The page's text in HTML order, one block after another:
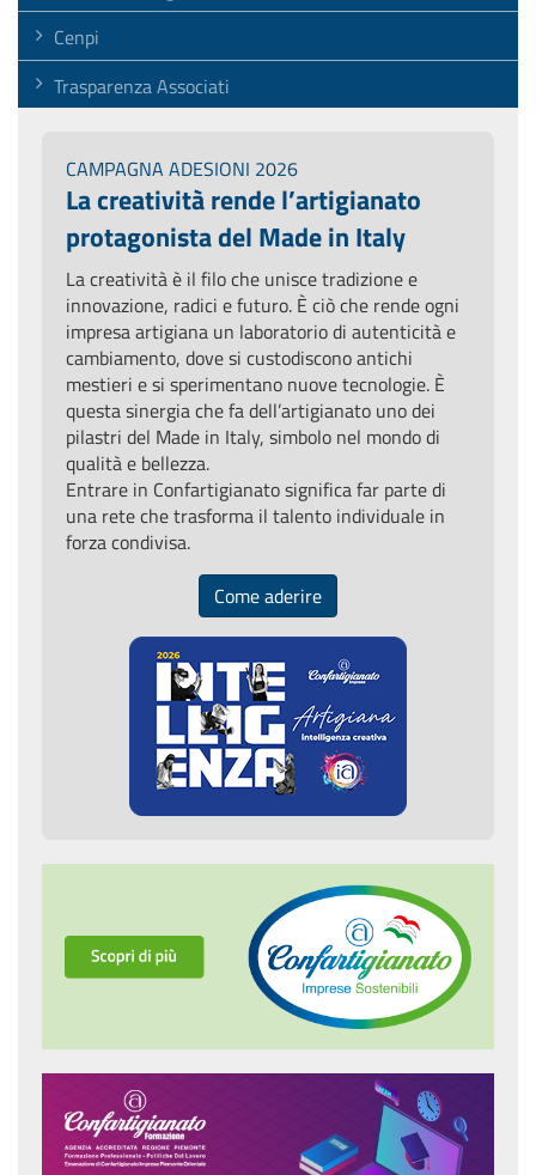
Cenpi
Trasparenza Associati
CAMPAGNA ADESIONI 2026
La creatività rende l’artigianato
protagonista del Made in Italy
La creatività è il filo che unisce tradizione e
innovazione, radici e futuro. È ciò che rende ogni
impresa artigiana un laboratorio di autenticità e
cambiamento, dove si custodiscono antichi
mestieri e si sperimentano nuove tecnologie. È
questa sinergia che fa dell’artigianato uno dei
pilastri del Made in Italy, simbolo nel mondo di
qualità e bellezza.
Entrare in Confartigianato significa far parte di
una rete che trasforma il talento individuale in
forza condivisa.
Come aderire